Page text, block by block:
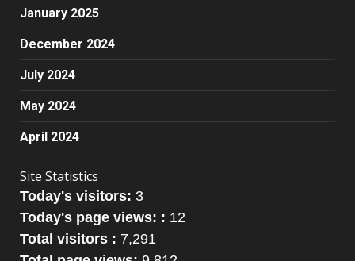
January 2025
December 2024
July 2024
May 2024
April 2024
Site Statistics
Today's visitors: 3
Today's page views: : 12
Total visitors : 7,291